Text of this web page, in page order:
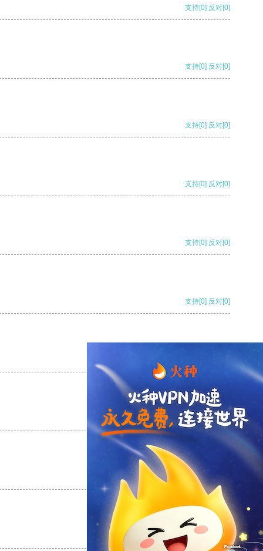
支持[0] 反对[0]
支持[0] 反对[0]
支持[0] 反对[0]
支持[0] 反对[0]
支持[0] 反对[0]
支持[0] 反对[0]
支持 [0] 反对[0]
支持[0] 反对
支持[0] 反对[0]